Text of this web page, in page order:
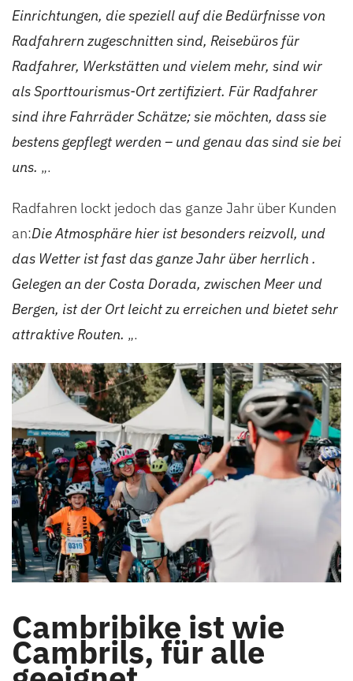
Einrichtungen, die speziell auf die Bedürfnisse von
Radfahrern zugeschnitten sind, Reisebüros für
Radfahrer, Werkstätten und vielem mehr, sind wir
als Sporttourismus-Ort zertifiziert. Für Radfahrer
sind ihre Fahrräder Schätze; sie möchten, dass sie
bestens gepflegt werden – und genau das sind sie bei
uns. „.
Radfahren lockt jedoch das ganze Jahr über Kunden
an:Die Atmosphäre hier ist besonders reizvoll, und
das Wetter ist fast das ganze Jahr über herrlich .
Gelegen an der Costa Dorada, zwischen Meer und
Bergen, ist der Ort leicht zu erreichen und bietet sehr
attraktive Routen. „.
Cambribike ist wie
Cambrils, für alle